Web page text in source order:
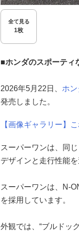
全て見る
1枚
■ホンダのスポーティ
2026年5月22日、 ホ
発売しました。
【画像ギャラリー】
スーパーワンは、同
デザインと走行性能
スーパーワンは、N-
を採用しています。
外観では、“ブルドッ